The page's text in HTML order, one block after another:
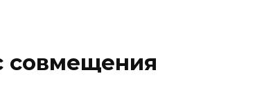
совмещения